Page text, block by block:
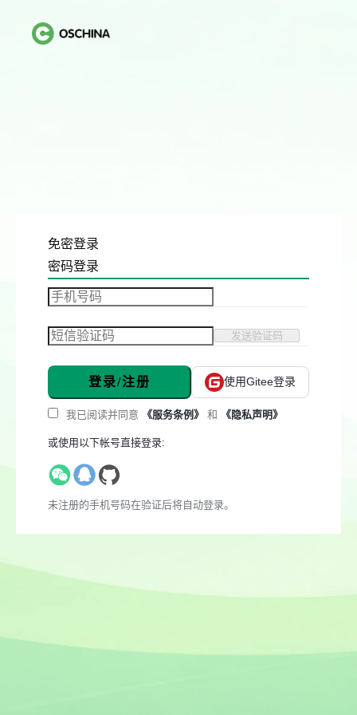
免密登录
密码登录
发送验证码
登录/注册 使用Gitee登录
我已阅读并同意 《服务条例》 和 《隐私声明》
或使用以下帐号直接登录:
未注册的手机号码在验证后将自动登录。